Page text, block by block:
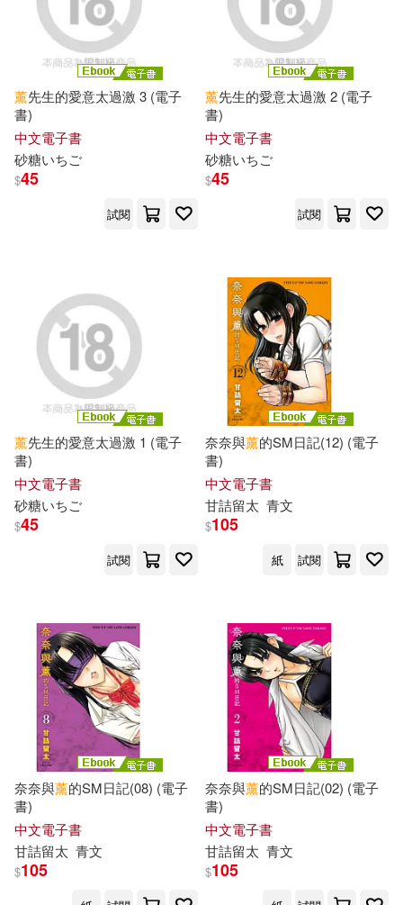
鎌池和馬(130) WAAP(129)
胡適(129) 失譯(128)
魯迅(128)
美國迪士尼公司(127)
茱倩(126)
蔡東藩(126)
藤田和日郎(126)
NEO_VIP(125)
沙月恵奈(124) 許斐剛(124)
野々浦暖(124)
黃易(124)
シネマジック現場スチール写真集
素人ホイホイZ(123)
hgg(121) 川上奈々美(120)
蕭楓(120)
華東師範大學出版社(424)
方集出版社(423)
藍海文化(423)
飛燕文創事業有限公司(421)
syamekko kosukko(418)
廣東科技出版社有限公司(418)
PRESIDENT Inc.(415)
江西美術出版社(415)
magnetic G(411)
悅知文化(409)
平安文化(405) 小天下(404)
心靈工坊(402)
大師輕鬆讀股份有限公司(399)
春風文藝出版社(399)
海豚出版社(399)
薰先生的愛意太過激 3 (電子
書)
中文電子書
砂糖いちご
$45
試閱
薰先生的愛意太過激 2 (電子
書)
中文電子書
砂糖いちご
$45
試閱
薰先生的愛意太過激 1 (電子
書)
中文電子書
砂糖いちご
$45
試閱
奈奈與薰的SM日記(12) (電子
書)
中文電子書
甘詰留太 青文
$105
紙 試閱
奈奈與薰的SM日記(08) (電子
書)
中文電子書
甘詰留太 青文
$105
奈奈與薰的SM日記(02) (電子
書)
中文電子書
甘詰留太 青文
$105